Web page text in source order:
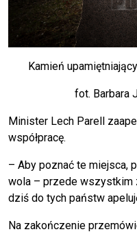
Kamień
fot. Barbara
Minister Lech Parell
współpracę.
– Aby poznać te miejsca,
wola – przede wszystkim
dziś do tych państw
Na zakończenie